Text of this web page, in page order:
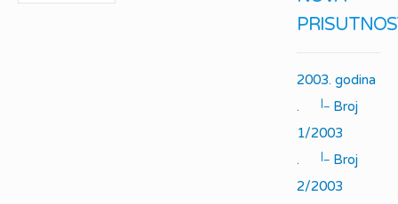
2003. godina
.
|_ Broj
1/2003
.
|_ Broj
2/2003